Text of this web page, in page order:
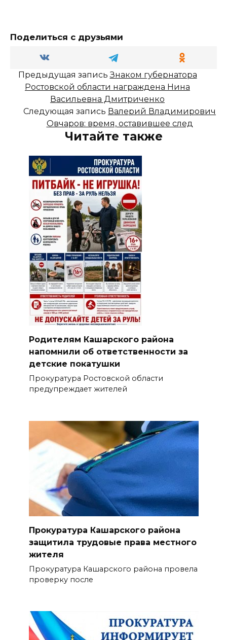
Поделиться с друзьями
Предыдущая записьЗнаком губернатора
Ростовской области награждена Нина
Васильевна Дмитриченко
Следующая запись Валерий Владимирович
Овчаров: время, оставившее след
Читайте также
Родителям Кашарского района
напомнили об ответственности за
детские покатушки
Прокуратура Ростовской области
предупреждает жителей
Прокуратура Кашарского района
защитила трудовые права местного
жителя
Прокуратура Кашарского района провела
проверку после